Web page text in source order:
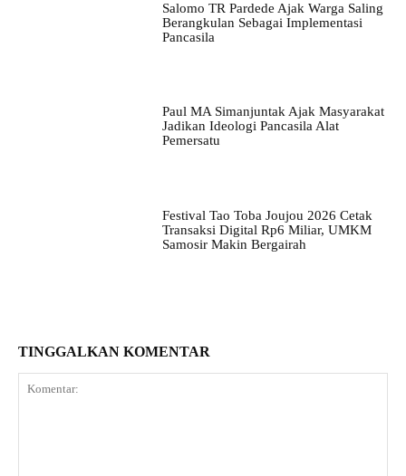
Salomo TR Pardede Ajak Warga Saling
Berangkulan Sebagai Implementasi
Pancasila
Paul MA Simanjuntak Ajak Masyarakat
Jadikan Ideologi Pancasila Alat
Pemersatu
Festival Tao Toba Joujou 2026 Cetak
Transaksi Digital Rp6 Miliar, UMKM
Samosir Makin Bergairah
TINGGALKAN KOMENTAR